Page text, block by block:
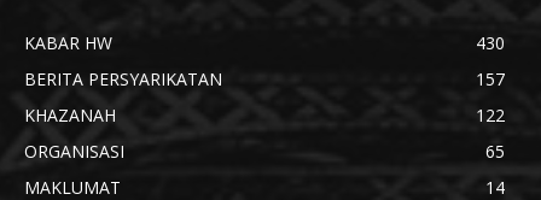
KABAR HW
430
BERITA PERSYARIKATAN
157
KHAZANAH
122
ORGANISASI
65
MAKLUMAT
14